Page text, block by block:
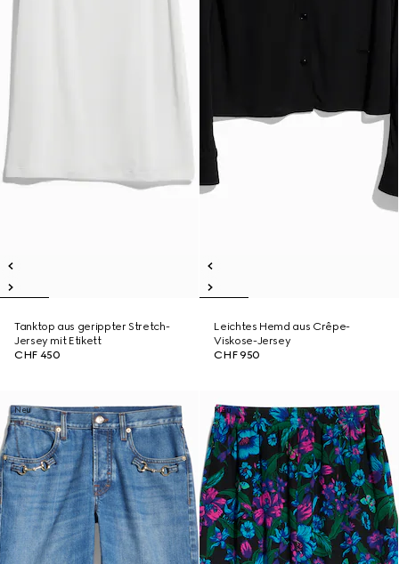
Tanktop aus gerippter Stretch-
Jersey mit Etikett
CHF 450
Leichtes Hemd aus Crêpe-
Viskose-Jersey
CHF 950
Neu Neu